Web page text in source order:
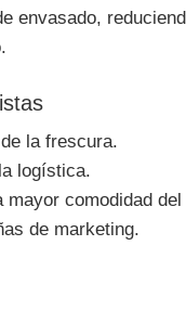
envasado,
la frescura.
logística.
comodidad del
de marketing.